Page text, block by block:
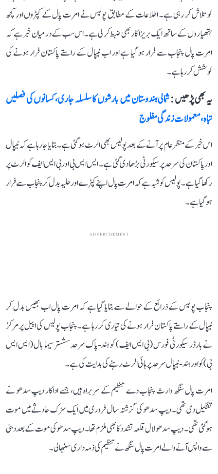
کو تلاش کر رہی ہے۔ اطلاعات کے مطابق پولیس نے امرت پال کے کپڑوں اور کچھ
ہتھیاروں کے ساتھ ایک بریزا کار بھی ضبط کر لی ہے۔ اس سب کے درمیان خبر ہے کہ
امرت پال پنجاب سے فرار ہو گیا ہے اور اب نیپال کے راستے پاکستان فرار ہونے کی
کوشش کر رہا ہے۔
یہ بھی پڑھیں :شمالی ہندوستان میں بارشوں کا سلسلہ جاری، کسانوں کی فصلیں
تباہ، معمولات زندگی مفلوج
اس خبر کے منظر عام پر آنے کے بعد پولیس بھی الرٹ ہو گئی ہے۔ بتایا جا رہا ہے کہ نیپال
اور پاکستان کی سرحد پر سیکورٹی بڑھا دی گئی ہے۔ ایس ایس بی اور بی ایس ایف کو الرٹ پر
رکھا گیا ہے۔ پولیس کو شبہ ہے کہ امرت پال اپنے کپڑے اور حلیہ بدل کر پنجاب سے فرار
ہو گیا ہے۔
ADVERTISEMENT
پنجاب پولیس کے ذرائع کے حوالے سے بتایا گیا ہے کہ امرت پال اب بھیس بدل کر
نیپال کے راستے پاکستان فرار ہونے کی تیاری کر رہا ہے۔ پنجاب پولیس کی اپیل پر مرکز
نے بارڈر سیکورٹی فورس (بی ایس ایف) کو ہند-پاک سرحد سشستر سیما بال (ایس ایس
بی) کو اور ہند-نیپال سرحد پر ہائی الرٹ رہنے کی ہدایت کی ہے۔
امرت پال سنگھ وارث پنجاب دے تنظیم کے سربراہ ہیں، جسے اداکار دیپ سدھو نے
تشکیل دی تھی۔ دیپ سدھو کی گزشتہ سال فروری میں ایک سڑک حادثے میں موت
ہو گئی تھی۔ دیپ سدھو لال قلعہ تشدد کا بھی ملزم تھا۔ دیپ سدھو کی موت کے بعد دبئی
سے واپس آنے والے امرت پال سنگھ نے تنظیم کی ذمہ داری سنبھالی۔